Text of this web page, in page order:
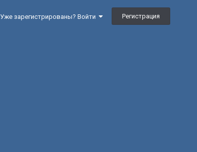
Уже зарегистрированы? Войти Регистрация